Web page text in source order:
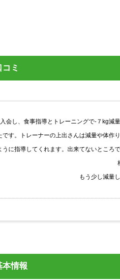
ミ
、食事指導とトレーニングで-７kg減量で
トレーナーの上出さんは減量や体作りの
導してくれます。出来てないところでな
柄に
もう少し減量したい
本情報